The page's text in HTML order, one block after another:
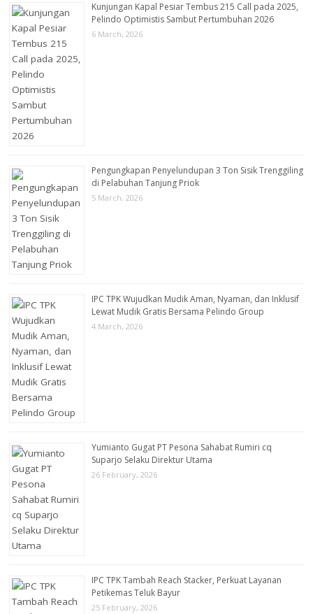
Kunjungan Kapal Pesiar Tembus 215 Call pada 2025,
Pelindo Optimistis Sambut Pertumbuhan 2026
6 March, 2026
Pengungkapan Penyelundupan 3 Ton Sisik Trenggiling
di Pelabuhan Tanjung Priok
5 March, 2026
IPC TPK Wujudkan Mudik Aman, Nyaman, dan Inklusif
Lewat Mudik Gratis Bersama Pelindo Group
4 March, 2026
Yumianto Gugat PT Pesona Sahabat Rumiri cq
Suparjo Selaku Direktur Utama
26 February, 2026
IPC TPK Tambah Reach Stacker, Perkuat Layanan
Petikemas Teluk Bayur
25 February, 2026